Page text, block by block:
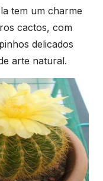
tem um charme
cactos, com
delicados
arte natural.